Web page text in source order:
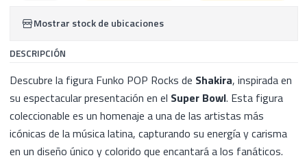
Mostrar stock de ubicaciones
DESCRIPCIÓN
Descubre la figura Funko POP Rocks de Shakira, inspirada en
su espectacular presentación en el Super Bowl. Esta figura
coleccionable es un homenaje a una de las artistas más
icónicas de la música latina, capturando su energía y carisma
en un diseño único y colorido que encantará a los fanáticos.